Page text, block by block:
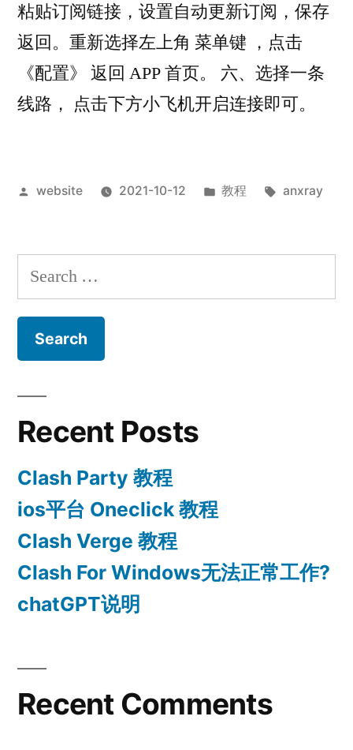
粘贴订阅链接，设置自动更新订阅，保存
返回。重新选择左上角 菜单键 ，点击
《配置》 返回 APP 首页。 六、选择一条
线路， 点击下方小飞机开启连接即可。
Posted
website 2021-10-12
Posted
教程 Tags:
anxray
Search
for:
Recent Posts
Clash Party 教程
ios平台 Oneclick 教程
Clash Verge 教程
Clash For Windows无法正常工作?
chatGPT说明
Recent Comments